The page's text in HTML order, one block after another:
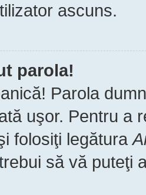
ascuns.
parola!
Parola
uşor. Pentru a
folosiţi legătura
să vă puteţi